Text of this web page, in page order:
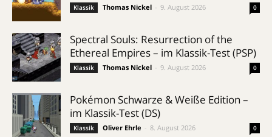
Klassik Thomas Nickel 9. August 2026 0
Spectral Souls: Resurrection of the
Ethereal Empires – im Klassik-Test (PSP)
Klassik Thomas Nickel 9. August 2026 0
Pokémon Schwarze & Weiße Edition –
im Klassik-Test (DS)
Klassik Oliver Ehrle 8. August 2026 0